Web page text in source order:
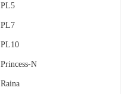
PL5
PL7
PL10
Princess-N
Raina